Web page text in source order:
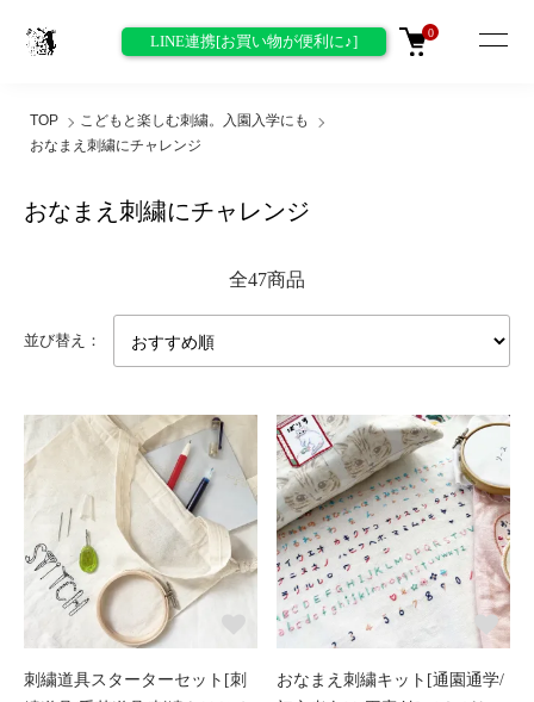
LINE連携[お買い物が便利に♪] 0
TOP
こどもと楽しむ刺繍。入園入学にも
おなまえ刺繍にチャレンジ
おなまえ刺繍にチャレンジ
全47商品
並び替え：
刺繍道具スターターセット[刺
おなまえ刺繍キット[通園通学/